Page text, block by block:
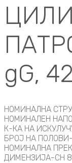
gG,
НОМИНАЛНА
НОМИНАЛЕН
К-КА НА
БРОЈ НА ПОЛОВИ-
НОМИНАЛНА
ДИМЕНЗИЈА-CH